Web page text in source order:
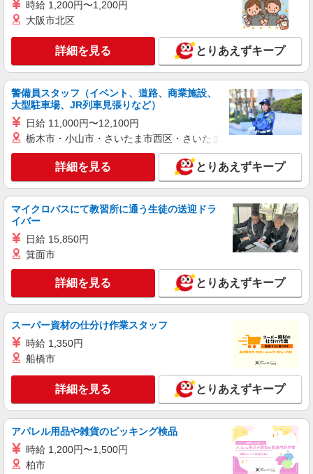
+゜・。○。・゜+゜
キープ 詳細を見る
アルバイト
株式会社ヤマダデンキ テックランドサンストリート浜北店（仮
称） W99575
販売兼レジ等店内業務 A7010
時給1200円 高校生 時給1150円
テックランドサンストリート浜北店（仮称）
（静岡県浜松市浜名区平口2861） ★今夏オープン
予定
キープ 詳細を見る
ソフトバンクサンストリート浜北店
ソフトバンクショップの携帯販売スタッフ
月給 212,490円 〜 285,143円 固定残業代:
27,426円 〜 36,803円（20時間相当） ＊時間外手
として支給し、相当時間を超える時間外労働分は
法定どおり追加で支給します。 試用期間あり 3ヶ
月 ※経験・能力による 【試用期間】月給 212490
■ソフトバンクサンストリート浜北店 静岡県
浜松市浜名区 平口 2861 サンストリート浜北
内
キープ 詳細を見る
正社員
ワイモバイルプレ葉ウォーク浜北店
ワイモバイルショップの携帯販売スタッフ
月給 212,490円 〜 285,143円 固定残業代:
27,426円 〜 36,803円（20時間相当） ＊時間外手
当は時間外労働の有無にかかわらず、固定残業代
として支給し、相当時間を超える時間外労働分は
法定どおり追加で支給します。 試用期間あり 3ヶ
月 ※経験・能力による 【試用期間】月給 212490
■ワイモバイルプレ葉ウォーク浜北店 静岡県浜
松市浜名区貴布祢1200 2階
詳細を見る
時給 1,200円〜1,200円
大阪市北区
詳細を見る とりあえずキープ
警備員スタッフ（イベント、道路、商業施設、
大型駐車場、JR列車見張りなど）
日給 11,000円〜12,100円
栃木市・小山市・さいたま市西区・さいたま市岩槻区・久喜市・
詳細を見る とりあえずキープ
マイクロバスにて教習所に通う生徒の送迎ドラ
イバー
日給 15,850円
箕面市
詳細を見る とりあえずキープ
スーパー資材の仕分け作業スタッフ
時給 1,350円
船橋市
詳細を見る とりあえずキープ
アパレル用品や雑貨のピッキング検品
時給 1,200円〜1,500円
柏市